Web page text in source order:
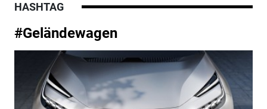
HASHTAG
#Geländewagen